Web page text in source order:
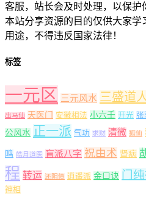
客服，站长会及时处理，以保护
本站分享资源的目的仅供大家
用途，不得违反国家法律！
标签
一元区 三元风水 三盛道
出马仙 天医门 安徽相法 小六壬 开光 张
公风水 正一派 气功 求财 清微 狐仙
鸣 皓月道医 盲派八字 祝由术 肾病
程 转运 还阴债 逍遥派 金口诀 门
神相